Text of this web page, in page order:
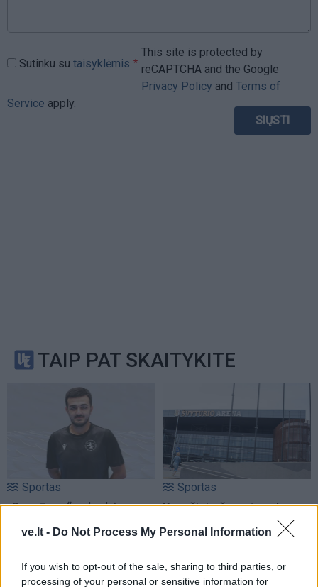
ve.lt - Do Not Process My Personal Information
If you wish to opt-out of the sale, sharing to third parties, or
processing of your personal or sensitive information for
Sutinku su taisyklėmis
This site is protected by
reCAPTCHA and the Google
Privacy Policy and Terms of
Service apply.
TAIP PAT SKAITYKITE
Sportas
„Dragūnas“ sulaukė
atvyksta Sakartvelo
Sportas
Krepšinio čempionato
organizavimui - 0,4 mln.
eurų